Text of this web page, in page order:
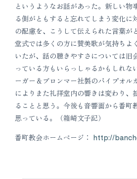
というようなお話があった。新しい物
る側がともすると忘れてしまう変化に
の配慮を、こうして伝えられた言葉が
堂式では多くの方に賛美歌が気持ちよ
いたが、話の聴きやすさについては旧
っている方もいらっしゃるかもしれな
ーガー＆ブロンマー社製のパイプオル
によりまた礼拝堂内の響きは変わり、
ることと思う。今後も音響面から番町
思っている。（箱崎文子記）
番町教会ホームページ： http://